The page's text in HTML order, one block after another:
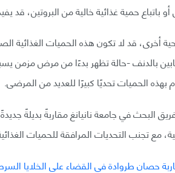
أو باتباع حمية غذائية خالية من البروتين، قد
أخرى، قد لا تكون هذه الحميات الغذائية
بالدنف -حالة تظهر بدءًا من مرض مزمن
بهذه الحميات تحديًا كبيرًا للعديد من المرضى.
البحث في جامعة نانيانغ مقاربةً بديلةً
مع تجنب التحديات المرافقة للحميات